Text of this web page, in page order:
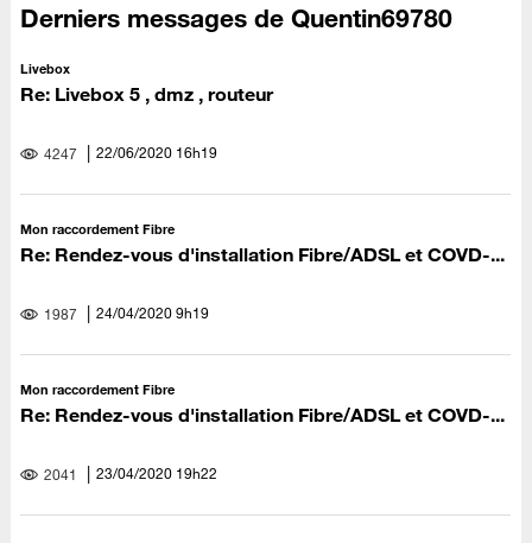
Derniers messages de Quentin69780
Livebox
Re: Livebox 5 , dmz , routeur
4247 ‎22/06/2020 16h19
Mon raccordement Fibre
Re: Rendez-vous d'installation Fibre/ADSL et COVD-...
1987 ‎24/04/20209h19
Mon raccordement Fibre
Re: Rendez-vous d'installation Fibre/ADSL et COVD-...
2041 ‎23/04/2020 19h22